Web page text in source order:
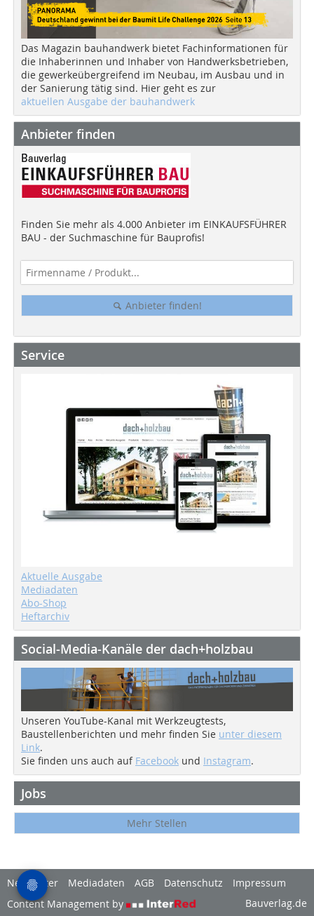
Das Magazin bauhandwerk bietet Fachinformationen für
die Inhaberinnen und Inhaber von Handwerksbetrieben,
die gewerkeübergreifend im Neubau, im Ausbau und in
der Sanierung tätig sind. Hier geht es zur
aktuellen Ausgabe der bauhandwerk
Anbieter finden
Finden Sie mehr als 4.000 Anbieter im EINKAUFSFÜHRER
BAU - der Suchmaschine für Bauprofis!
Anbieter finden!
Service
Aktuelle Ausgabe
Mediadaten
Abo-Shop
Heftarchiv
Social-Media-Kanäle der dach+holzbau
Unseren YouTube-Kanal mit Werkzeugtests,
Baustellenberichten und mehr finden Sie unter diesem
Link.
Sie finden uns auch auf Facebook und Instagram.
Jobs
Mehr Stellen
Newsletter Mediadaten AGB Datenschutz
Impressum
Content Management by
Bauverlag.de